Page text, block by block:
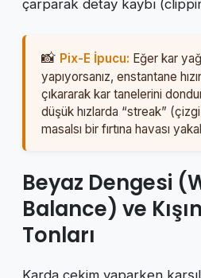
çarparak detay kaybı
Pix-E İpucu: Eğer kar
yapıyorsanız, enstantane
çıkararak kar tanelerini
düşük hızlarda “streak”
masalsı bir fırtına havası
Beyaz Dengesi
Balance) ve
Tonları
Karda çekim yaparken